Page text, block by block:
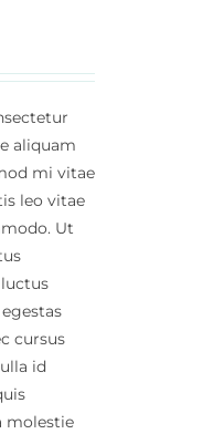
aliquam
mi vitae
leo vitae
Ut
cursus
id
molestie